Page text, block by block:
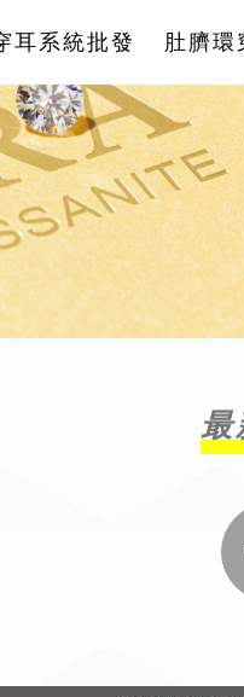
耳系統批發 肚臍環
最